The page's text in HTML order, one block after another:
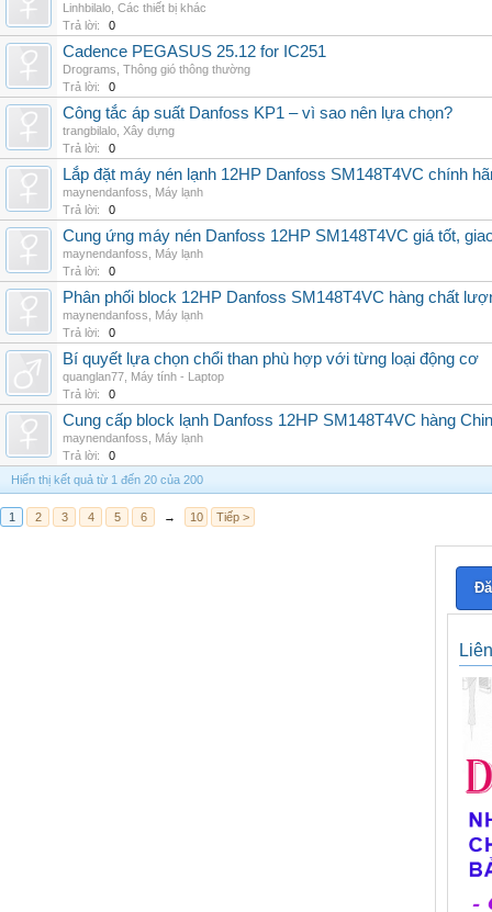
Linhbilalo Các thiết bị khác
Trả lời:
0
Cadence PEGASUS 25.12 for IC251
Drograms Thông gió thông thường
Trả lời:
0
Công tắc áp suất Danfoss KP1 – vì sao nên lựa chọn?
trangbilalo Xây dựng
Trả lời:
0
Lắp đặt máy nén lạnh 12HP Danfoss SM148T4VC chính
maynendanfoss
Máy lạnh
Trả lời:
0
Cung ứng máy nén Danfoss 12HP SM148T4VC giá tốt,
maynendanfoss
Máy lạnh
Trả lời:
0
Phân phối block 12HP Danfoss SM148T4VC hàng chất
maynendanfoss
Máy lạnh
Trả lời:
0
Bí quyết lựa chọn chổi than phù hợp với từng loại động cơ
quanglan77 Máy tính - Laptop
Trả lời:
0
Cung cấp block lạnh Danfoss 12HP SM148T4VC hàng
maynendanfoss
Máy lạnh
Trả lời:
0
Hiển thị kết quả từ 1 đến 20 của 200
1 2 3 4 5 6 → 10 Tiếp >